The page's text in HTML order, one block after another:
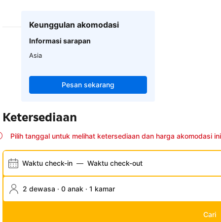
Keunggulan akomodasi
Informasi sarapan
Asia
Pesan sekarang
Ketersediaan
Pilih tanggal untuk melihat ketersediaan dan harga akomodasi ini
Waktu check-in — Waktu check-out
2 dewasa · 0 anak · 1 kamar
Cari